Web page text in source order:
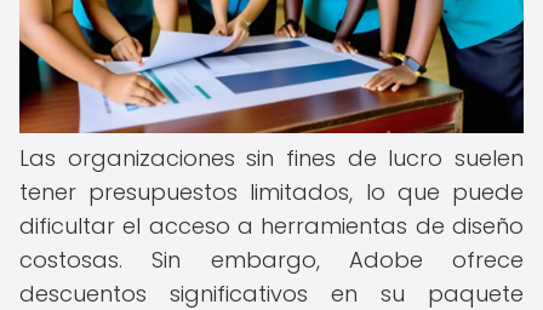
Las organizaciones sin fines de lucro suelen
tener presupuestos limitados, lo que puede
dificultar el acceso a herramientas de diseño
costosas. Sin embargo, Adobe ofrece
descuentos significativos en su paquete